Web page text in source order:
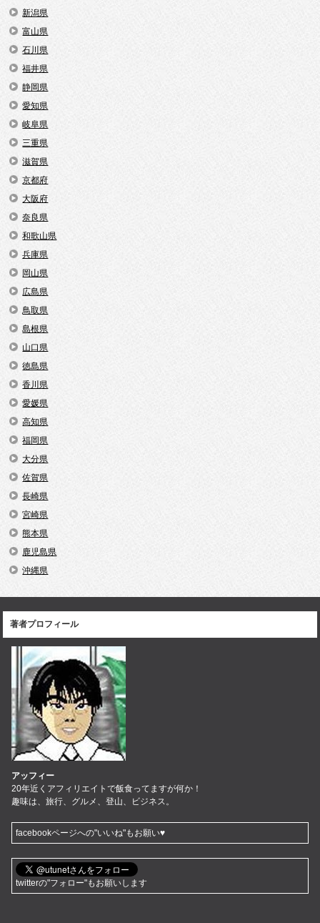
新潟県
富山県
石川県
福井県
静岡県
愛知県
岐阜県
三重県
滋賀県
京都府
大阪府
奈良県
和歌山県
兵庫県
岡山県
広島県
鳥取県
島根県
山口県
徳島県
香川県
愛媛県
高知県
福岡県
大分県
佐賀県
長崎県
宮崎県
熊本県
鹿児島県
沖縄県
著者プロフィール
アッフィー
20年近くアフィリエイトで飯食ってますが何か！
趣味は、旅行、グルメ、登山、ビジネス。
facebookページへの"いいね"もお願い♥
twitterの"フォロー"もお願いします